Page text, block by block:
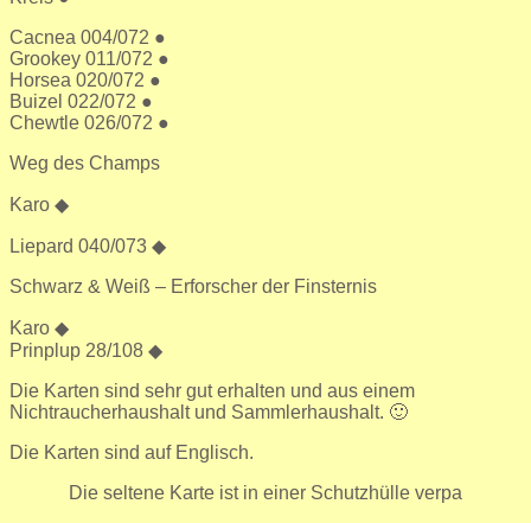
Cacnea 004/072 ●
Grookey 011/072 ●
Horsea 020/072 ●
Buizel 022/072 ●
Chewtle 026/072 ●
Weg des Champs
Karo ◆
Liepard 040/073 ◆
Schwarz & Weiß – Erforscher der Finsternis
Karo ◆
Prinplup 28/108 ◆
Die Karten sind sehr gut erhalten und aus einem
Nichtraucherhaushalt und Sammlerhaushalt. 🙂
Die Karten sind auf Englisch.
Die seltene Karte ist in einer Schutzhülle verpa